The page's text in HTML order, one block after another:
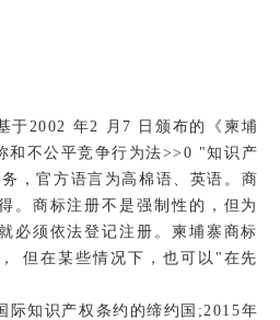
于2002 年2 月7 日颁布的《柬埔
和不公平竞争行为法>>0 "知识产
，官方语言为高棉语、英语。商
。商标注册不是强制性的，但为
必须依法登记注册。柬埔寨商标
但在某些情况下，也可以"在先
际知识产权条约的缔约国;2015年